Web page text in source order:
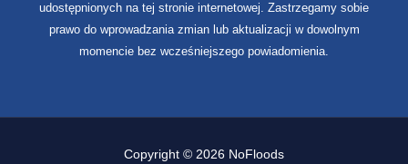
udostępnionych na tej stronie internetowej. Zastrzegamy sobie
prawo do wprowadzania zmian lub aktualizacji w dowolnym
momencie bez wcześniejszego powiadomienia.
Copyright © 2026 NoFloods